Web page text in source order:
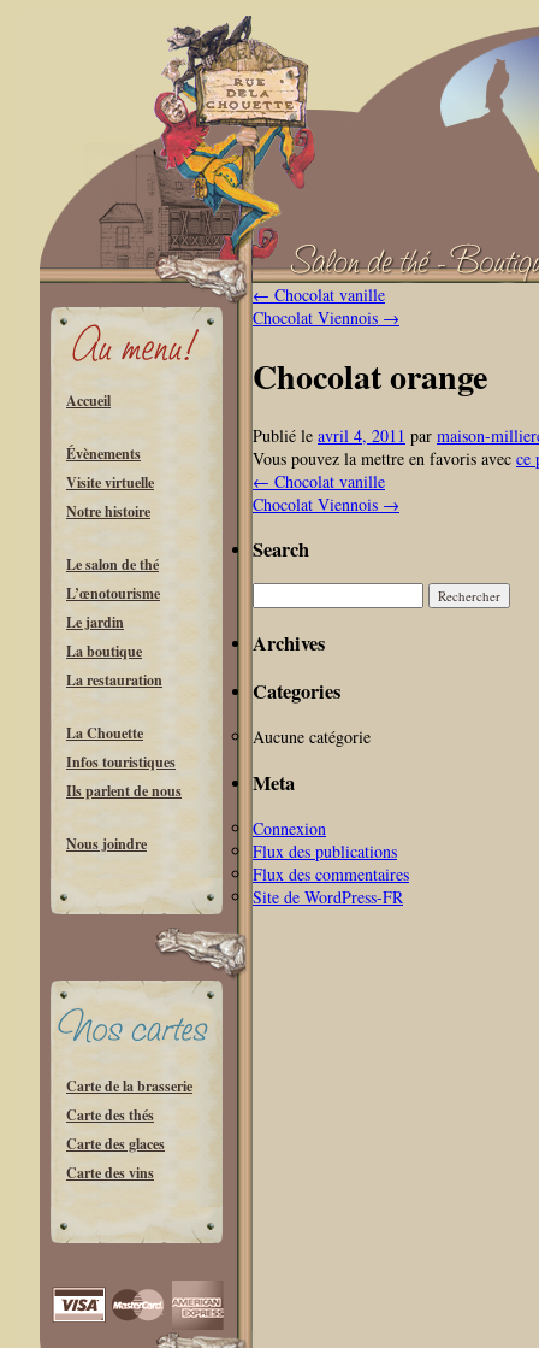
Accueil
Évènements
Visite virtuelle
Notre histoire
Le salon de thé
L’œnotourisme
Le jardin
La boutique
La restauration
La Chouette
Infos touristiques
Ils parlent de nous
Nous joindre
Carte de la brasserie
Carte des thés
Carte des glaces
Carte des vins
← Chocolat vanille
Chocolat Viennois →
Chocolat orange
Publié le avril 4, 2011 par maison-
Vous pouvez la mettre en favoris avec ce
← Chocolat vanille
Chocolat Viennois →
Search
Archives
Categories
Aucune catégorie
Meta
Connexion
Flux des publications
Flux des commentaires
Site de WordPress-FR